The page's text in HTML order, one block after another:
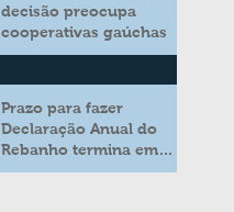
decisão preocupa
cooperativas gaúchas
Prazo para fazer
Declaração Anual do
Rebanho termina em
duas semanas